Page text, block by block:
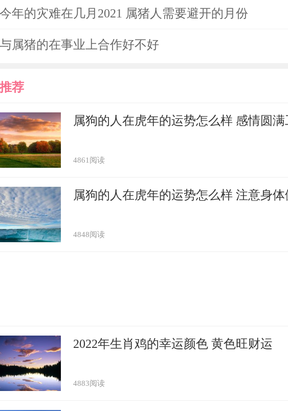
年的灾难在几月2021 属猪人需要避开的月份
属猪的在事业上合作好不好
荐
属狗的人在虎年的运势怎么样 感情圆
4861阅读
属狗的人在虎年的运势怎么样 注意身体
4848阅读
2022年生肖鸡的幸运颜色 黄色旺财运
4883阅读